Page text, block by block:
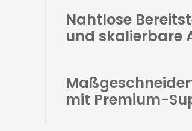
Nahtlose
und skalierbare
mit Premium-